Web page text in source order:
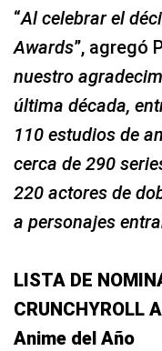
“Al celebrar el
Awards”, agregó
nuestro
última década,
110 estudios de
cerca de 290
220 actores de
a personajes
LISTA DE
CRUNCHYROLL
Anime del Año